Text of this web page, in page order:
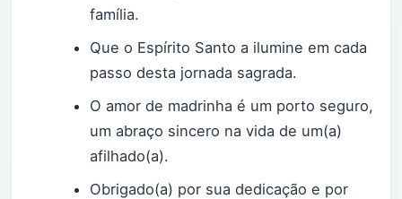
família.
Que o Espírito Santo a ilumine em cada
passo desta jornada sagrada.
O amor de madrinha é um porto seguro,
um abraço sincero na vida de um(a)
afilhado(a).
Obrigado(a) por sua dedicação e por